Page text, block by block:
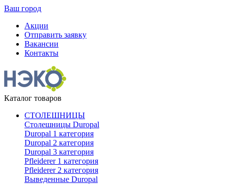
Ваш город
Акции
Отправить заявку
Вакансии
Контакты
Каталог товаров
СТОЛЕШНИЦЫ
Столешницы Duropal
Duropal 1 категория
Duropal 2 категория
Duropal 3 категория
Pfleiderer 1 категория
Pfleiderer 2 категория
Выведенные Duropal